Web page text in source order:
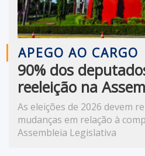
APEGO AO CARGO
90% dos
reeleição na
Câmara; veja
As eleições de 2026 devem
mudanças em relação à
Assembleia Legislativa